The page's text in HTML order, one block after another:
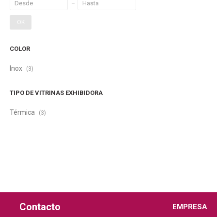
OK
COLOR
Inox (3)
TIPO DE VITRINAS EXHIBIDORA
Térmica (3)
Contacto EMPRESA